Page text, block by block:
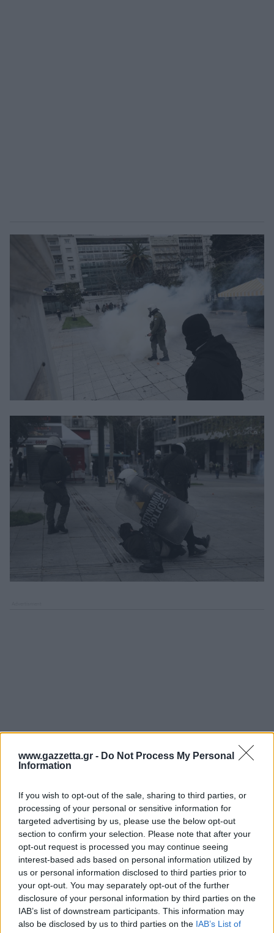
www.gazzetta.gr - Do Not Process My Personal
Information
If you wish to opt-out of the sale, sharing to third parties, or
processing of your personal or sensitive information for
targeted advertising by us, please use the below opt-out
section to confirm your selection. Please note that after your
opt-out request is processed you may continue seeing
interest-based ads based on personal information utilized by
us or personal information disclosed to third parties prior to
your opt-out. You may separately opt-out of the further
disclosure of your personal information by third parties on the
IAB’s list of downstream participants. This information may
also be disclosed by us to third parties on the IAB’s List of